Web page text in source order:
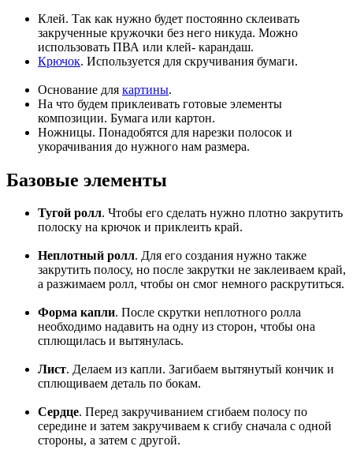
Клей. Так как нужно будет постоянно склеивать
закрученные кружочки без него никуда. Можно
использовать ПВА или клей- карандаш.
Крючок. Используется для скручивания бумаги.
Основание для картины.
На что будем приклеивать готовые элементы
композиции. Бумага или картон.
Ножницы. Понадобятся для нарезки полосок и
укорачивания до нужного нам размера.
Базовые элементы
Тугой ролл. Чтобы его сделать нужно плотно закрутить
полоску на крючок и приклеить край.
Неплотный ролл. Для его создания нужно также
закрутить полосу, но после закрутки не заклеиваем край,
а разжимаем ролл, чтобы он смог немного раскрутиться.
Форма капли. После скрутки неплотного ролла
необходимо надавить на одну из сторон, чтобы она
сплющилась и вытянулась.
Лист. Делаем из капли. Загибаем вытянутый кончик и
сплющиваем деталь по бокам.
Сердце. Перед закручиванием сгибаем полосу по
середине и затем закручиваем к сгибу сначала с одной
стороны, а затем с другой.